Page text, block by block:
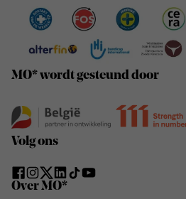
MO* wordt gesteund door
Volg ons
Over MO*